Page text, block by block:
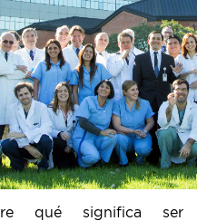
qué significa ser